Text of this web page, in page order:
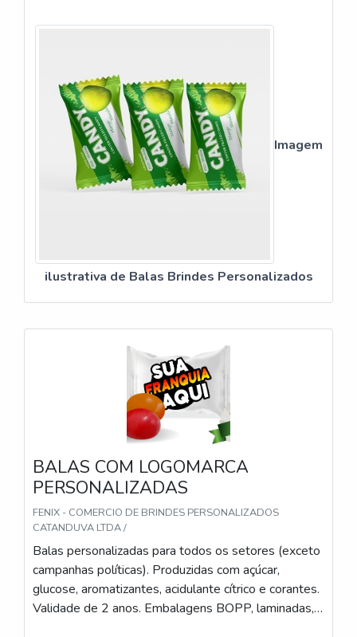
Imagem
ilustrativa de Balas Brindes Personalizados
BALAS COM LOGOMARCA
PERSONALIZADAS
FENIX - COMERCIO DE BRINDES PERSONALIZADOS
CATANDUVA LTDA /
Balas personalizadas para todos os setores (exceto
campanhas políticas). Produzidas com açúcar,
glucose, aromatizantes, acidulante cítrico e corantes.
Validade de 2 anos. Embalagens BOPP, laminadas,